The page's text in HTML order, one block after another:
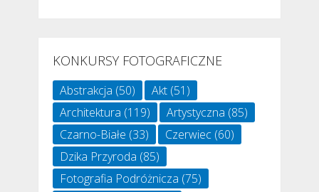
KONKURSY FOTOGRAFICZNE
Abstrakcja (50) Akt(51)
Architektura (119) Artystyczna (85)
Czarno-Białe (33) Czerwiec(60)
Dzika Przyroda (85)
Fotografia Podróżnicza (75)